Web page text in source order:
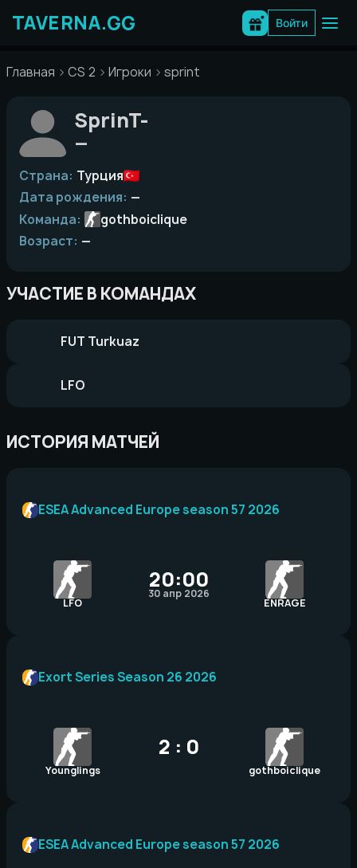
содержимому
Войти
Главная CS 2 Игроки sprint
SprinT-
—
Страна: Турция
Дата рождения: —
Команда:
gothboiclique
Возраст: —
УЧАСТИЕ В КОМАНДАХ
FUT Turkuaz
LFO
ИСТОРИЯ МАТЧЕЙ
LFO
20:00
30 апр 2026
ENRAGE
ESEA Advanced Europe season 57 2026
Younglings
2 : 0
gothboiclique
Exort Series Season 26 2026
ESEA Advanced Europe season 57 2026